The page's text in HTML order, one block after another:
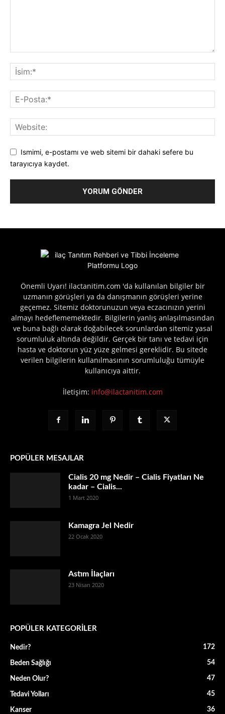
Ismimi, e-postamı ve web sitemi bir dahaki sefere bu
tarayıcıya kaydet.
Önemli Uyarı! ilactanitim.com 'da kullanılan bilgiler bir
uzmanın görüşleri ya da danışmanın görüşleri yerine
geçemez. Sitemiz doktorunuzun veya eczacınızın yerini
almayı hedeflememektedir. Bilgilerin yanlış anlaşılmasından
ve buna bağlı olarak doğabilecek sorunlardan sitemiz yasal
sorumluluk altında değildir. Gerçek bir tanı ve tedavi için
hasta ve doktorun yüz yüze gelmesi gereklidir. Bu sitede
verilen bilgilerin kullanılmasının sorumluluğu tümüyle
kullanıcıya aittir.
İletişim: info@ilactanitim.com
POPÜLER MESAJLAR
Cialis 20 mg Nedir – Cialis Fiyatları Ne
kadar – Cialis...
1 Mart 2020
Kamagra Jel Nedir
22 Ocak 2020
Astım İlaçları
23 Nisan 2020
POPÜLER KATEGORİLER
Nedir? 172
Beden Sağlığı 54
Neden Olur? 47
Tedavi Yolları 45
Kanser 36